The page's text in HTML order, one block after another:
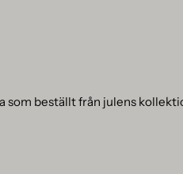
beställt från julens